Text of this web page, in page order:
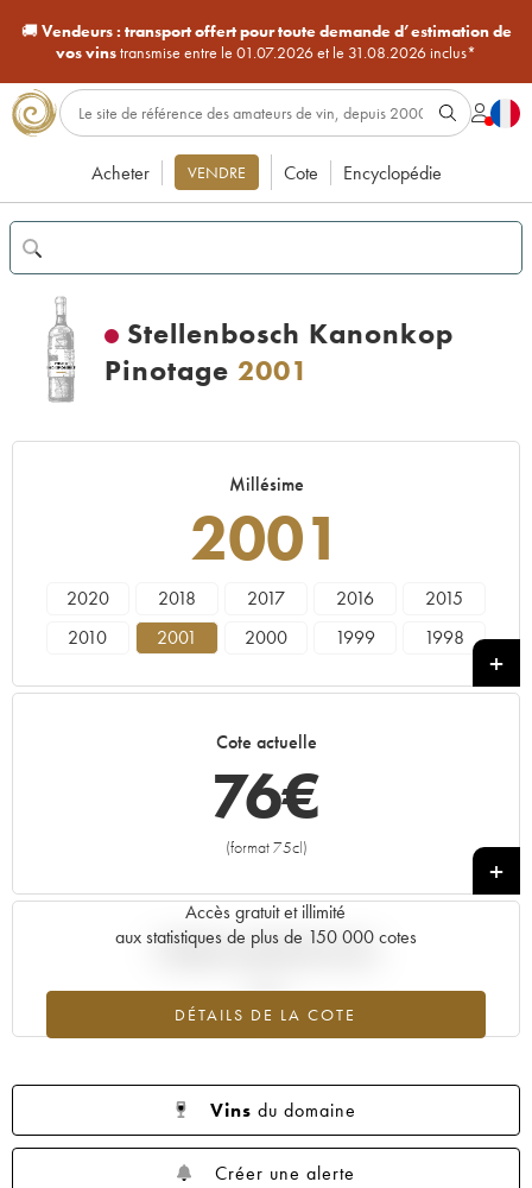
🚚Vendeurs : transport offert pour toute demande d’estimation de
vos vinstransmise entre le 01.07.2026 et le 31.08.2026 inclus*
Acheter VENDRE Cote Encyclopédie
Stellenbosch Kanonkop
Pinotage 2001
Millésime
2001
2020 2018 2017 2016
2015
2010
2001 2000 1999
1998
Cote actuelle
76€
(format 75cl)
+
Accès gratuit et illimité
aux statistiques de plus de 150 000 cotes
DÉTAILS DE LA COTE
Tendance actuelle de la cote
Vins du domaine
Créer une alerte